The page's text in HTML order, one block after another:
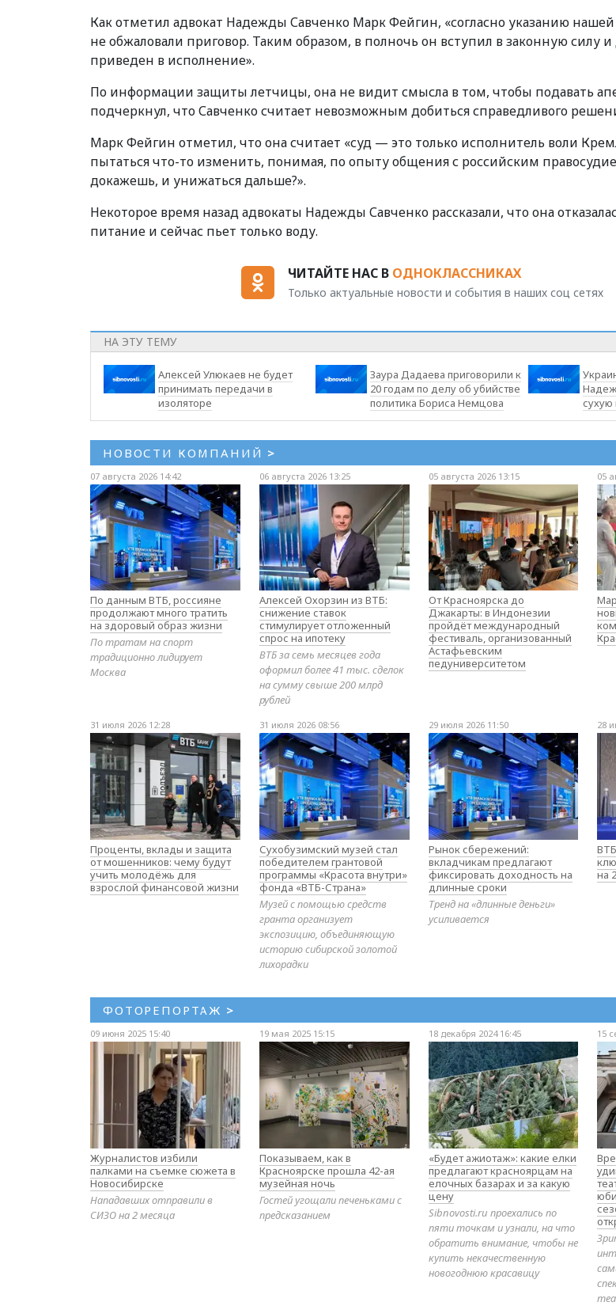
Как отметил адвокат Надежды Савченко Марк Фейгин, «согласно указанию
не обжаловали приговор. Таким образом, в полночь он вступил в законную силу
приведен в исполнение».
По информации защиты летчицы, она не видит смысла в том, чтобы подавать
подчеркнул, что Савченко считает невозможным добиться справедливого
Марк Фейгин отметил, что она считает «суд — это только исполнитель воли
пытаться что-то изменить, понимая, по опыту общения с российским
докажешь, и унижаться дальше?».
Некоторое время назад адвокаты Надежды Савченко рассказали, что она
питание и сейчас пьет только воду.
ЧИТАЙТЕ НАС В ОДНОКЛАССНИКАХ
Только актуальные новости и события в наших соц сетях
НА ЭТУ ТЕМУ
Алексей Улюкаев не будет
принимать передачи в
изоляторе
Заура Дадаева приговорили к
20 годам по делу об убийстве
политика Бориса Немцова
сухую
НОВОСТИ КОМПАНИЙ >
07 августа 2026 14:42
По данным ВТБ, россияне
продолжают много тратить
на здоровый образ жизни
По тратам на спорт
традиционно лидирует
Москва
06 августа 2026 13:25
Алексей Охорзин из ВТБ:
снижение ставок
стимулирует отложенный
спрос на ипотеку
ВТБ за семь месяцев года
оформил более 41 тыс. сделок
на сумму свыше 200 млрд
рублей
05 августа 2026 13:15
От Красноярска до
Джакарты: в Индонезии
пройдёт международный
фестиваль, организованный
Астафьевским
педуниверситетом
05
31 июля 2026 12:28
Проценты, вклады и защита
от мошенников: чему будут
учить молодёжь для
взрослой финансовой жизни
31 июля 2026 08:56
Сухобузимский музей стал
победителем грантовой
программы «Красота внутри»
фонда «ВТБ-Страна»
Музей с помощью средств
гранта организует
экспозицию, объединяющую
историю сибирской золотой
лихорадки
29 июля 2026 11:50
Рынок сбережений:
вкладчикам предлагают
фиксировать доходность на
длинные сроки
Тренд на «длинные деньги»
усиливается
28
на
ФОТОРЕПОРТАЖ >
09 июня 2025 15:40
Журналистов избили
палками на съемке сюжета в
Новосибирске
Нападавших отправили в
СИЗО на 2 месяца
19 мая 2025 15:15
Показываем, как в
Красноярске прошла 42-ая
музейная ночь
Гостей угощали печеньками с
предсказанием
18 декабря 2024 16:45
«Будет ажиотаж»: какие елки
предлагают красноярцам на
елочных базарах и за какую
цену
Sibnovosti.ru проехались по
пяти точкам и узнали, на что
обратить внимание, чтобы не
купить некачественную
новогоднюю красавицу
15